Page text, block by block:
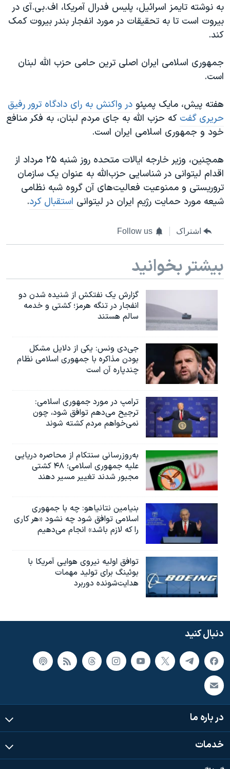
به نوشته تایمز اسرائيل، پلیس فدرال آمریکا، اف.بی.آی در
بیروت است تا به تحقیقات در مورد انفجار بندر بیروت کمک
کند.
جمهوری اسلامی ایران اصلی ترین حامی حزب الله لبنان
است.
هفته پیش، مایک پمپئو در واکنش به رای دادگاه ترور رفیق
حریری گفت که ‌حزب الله به جای مردم لبنان، به فکر منافع
خود و جمهوری اسلامی ایران است.
همچنین، وزیر خارجه ایالات متحده روز شنبه ۲۵ مرداد از
اقدام لیتوانی در شناسایی حزب‌الله به عنوان یک سازمان
تروریستی و ممنوعیت فعالیت‌های آن گروه شبه نظامی
شیعه مورد حمایت رژیم ایران در لیتوانی استقبال کرد.
اشتراک Follow us
بیشتر بخوانید
گزارش یک نفتکش از شنیده شدن دو
انفجار در تنگه هرمز؛ کشتی و خدمه
سالم هستند
جی‌دی ونس: یکی از دلایل مشکل
بودن مذاکره با جمهوری اسلامی نظام
چندپاره آن است
ترامپ در مورد جمهوری اسلامی:
ترجیح می‌دهم توافق شود، چون
نمی‌خواهم مردم کشته شوند
به‌روزرسانی سنتکام از محاصره دریایی
علیه جمهوری اسلامی؛ ۴۸ کشتی
مجبور شدند تغییر مسیر دهند
بنیامین نتانیاهو: چه با جمهوری
اسلامی توافق شود چه نشود «هر کاری
را که لازم باشد» انجام می‌دهیم
توافق اولیه نیروی هوایی آمریکا با
بوئينگ برای تولید مهمات
هدایت‌شونده دوربرد
دنبال کنید
در باره ما
خدمات